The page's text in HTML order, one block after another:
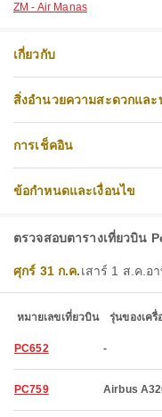
ZM - Air Manas
เกี่ยวกับ
สิ่งอำนวยความสะดวกและ
การเช็คอิน
ข้อกำหนดและเงื่อนไข
ตรวจสอบตารางเที่ยวบิน
ศุกร์ 31 ก.ค.เสาร์ 1 ส.ค. อ
หมายเลขเที่ยวบิน รุ่นของเครื่
PC652 -
PC759 Airbus